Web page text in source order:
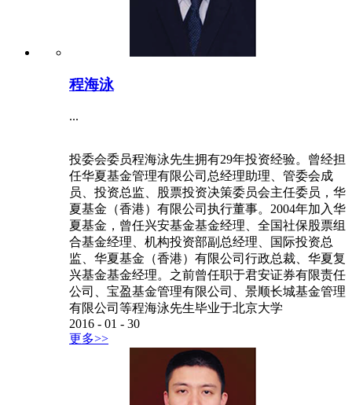
程海泳
...
投委会委员程海泳先生拥有29年投资经验。曾经担
任华夏基金管理有限公司总经理助理、管委会成
员、投资总监、股票投资决策委员会主任委员，华
夏基金（香港）有限公司执行董事。2004年加入华
夏基金，曾任兴安基金基金经理、全国社保股票组
合基金经理、机构投资部副总经理、国际投资总
监、华夏基金（香港）有限公司行政总裁、华夏复
兴基金基金经理。之前曾任职于君安证券有限责任
公司、宝盈基金管理有限公司、景顺长城基金管理
有限公司等程海泳先生毕业于北京大学
2016 - 01 - 30
更多>>